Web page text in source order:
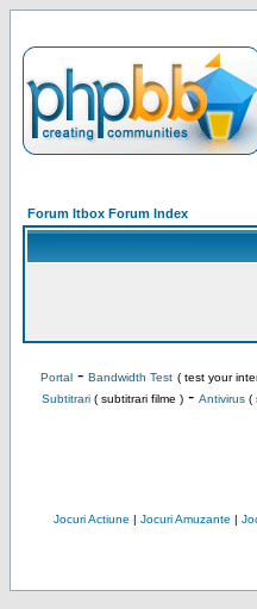
Forum Itbox Forum Index
Portal- Bandwidth Test ( test your
Subtitrari( subtitrari filme )- Antivirus(
Jocuri Actiune | Jocuri Amuzante |